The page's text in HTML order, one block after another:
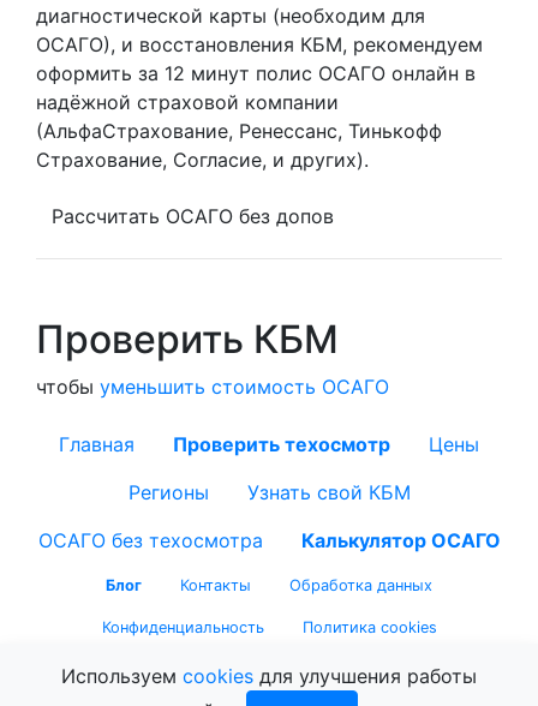
диагностической карты (необходим для
ОСАГО), и восстановления КБМ, рекомендуем
оформить за 12 минут полис ОСАГО онлайн в
надёжной страховой компании
(АльфаСтрахование, Ренессанс, Тинькофф
Страхование, Согласие, и других).
Рассчитать ОСАГО без допов
Проверить КБМ
чтобы уменьшить стоимость ОСАГО
Главная Проверить техосмотр
Цены
Регионы
Узнать свой КБМ
ОСАГО без техосмотра
Калькулятор ОСАГО
Блог Контакты Обработка данных
Конфиденциальность Политика cookies
Используем cookies для улучшения работы